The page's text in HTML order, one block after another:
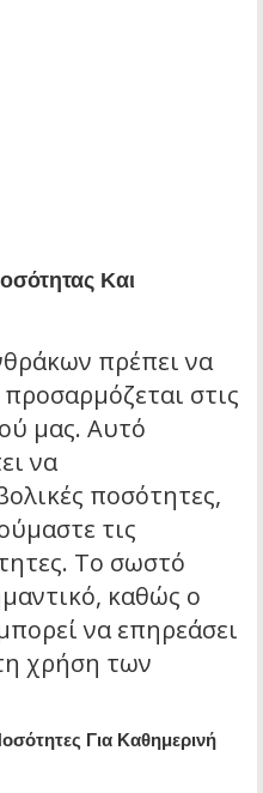
Και
πρέπει να
στις
μας. Αυτό
να
ποσότητες,
τις
Το σωστό
καθώς ο
να επηρεάσει
χρήση των
Για Καθημερινή